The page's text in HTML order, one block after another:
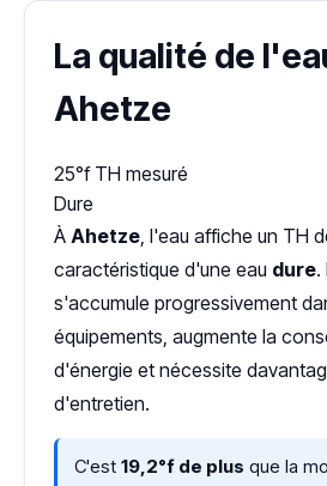
La qualité de
Ahetze
25°f TH mesuré
Dure
À Ahetze, l'eau affiche un TH
caractéristique d'une eau dure.
s'accumule progressivement
équipements, augmente la
d'énergie et nécessite
d'entretien.
C'est 19,2°f de plus que la